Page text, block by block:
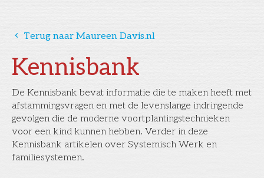
Kennisbank
De Kennisbank bevat informatie die te maken heeft met
afstammingsvragen en met de levenslange indringende
gevolgen die de moderne voortplantingstechnieken
voor een kind kunnen hebben. Verder in deze
Kennisbank artikelen over Systemisch Werk en
familiesystemen.
󰅁 Terug naar Maureen Davis.nl